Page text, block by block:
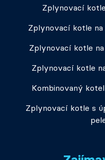
Zplynovací
Zplynovací kotle
Zplynovací kotle
Zplynovací kotle
Kombinovaný
Zplynovací kotle s